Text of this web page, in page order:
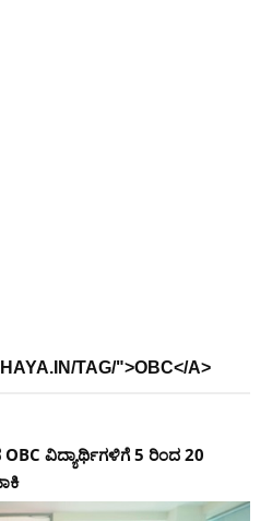
TAG/">OBC</A>
ವಿದ್ಯಾರ್ಥಿಗಳಿಗೆ 5 ರಿಂದ 20